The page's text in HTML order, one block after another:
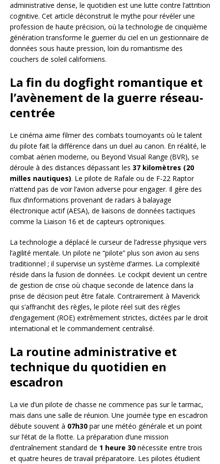
administrative dense, le quotidien est une lutte contre l’attrition
cognitive. Cet article déconstruit le mythe pour révéler une
profession de haute précision, où la technologie de cinquième
génération transforme le guerrier du ciel en un gestionnaire de
données sous haute pression, loin du romantisme des
couchers de soleil californiens.
La fin du dogfight romantique et
l’avènement de la guerre réseau-
centrée
Le cinéma aime filmer des combats tournoyants où le talent
du pilote fait la différence dans un duel au canon. En réalité, le
combat aérien moderne, ou Beyond Visual Range (BVR), se
déroule à des distances dépassant les 37 kilomètres (20
milles nautiques). Le pilote de Rafale ou de F-22 Raptor
n’attend pas de voir l’avion adverse pour engager. Il gère des
flux d’informations provenant de radars à balayage
électronique actif (AESA), de liaisons de données tactiques
comme la Liaison 16 et de capteurs optroniques.
La technologie a déplacé le curseur de l’adresse physique vers
l’agilité mentale. Un pilote ne “pilote” plus son avion au sens
traditionnel ; il supervise un système d’armes. La complexité
réside dans la fusion de données. Le cockpit devient un centre
de gestion de crise où chaque seconde de latence dans la
prise de décision peut être fatale. Contrairement à Maverick
qui s’affranchit des règles, le pilote réel suit des règles
d’engagement (ROE) extrêmement strictes, dictées par le droit
international et le commandement centralisé.
La routine administrative et
technique du quotidien en
escadron
La vie d’un pilote de chasse ne commence pas sur le tarmac,
mais dans une salle de réunion. Une journée type en escadron
débute souvent à 07h30 par une météo générale et un point
sur l’état de la flotte. La préparation d’une mission
d’entraînement standard de 1 heure 30 nécessite entre trois
et quatre heures de travail préparatoire. Les pilotes étudient